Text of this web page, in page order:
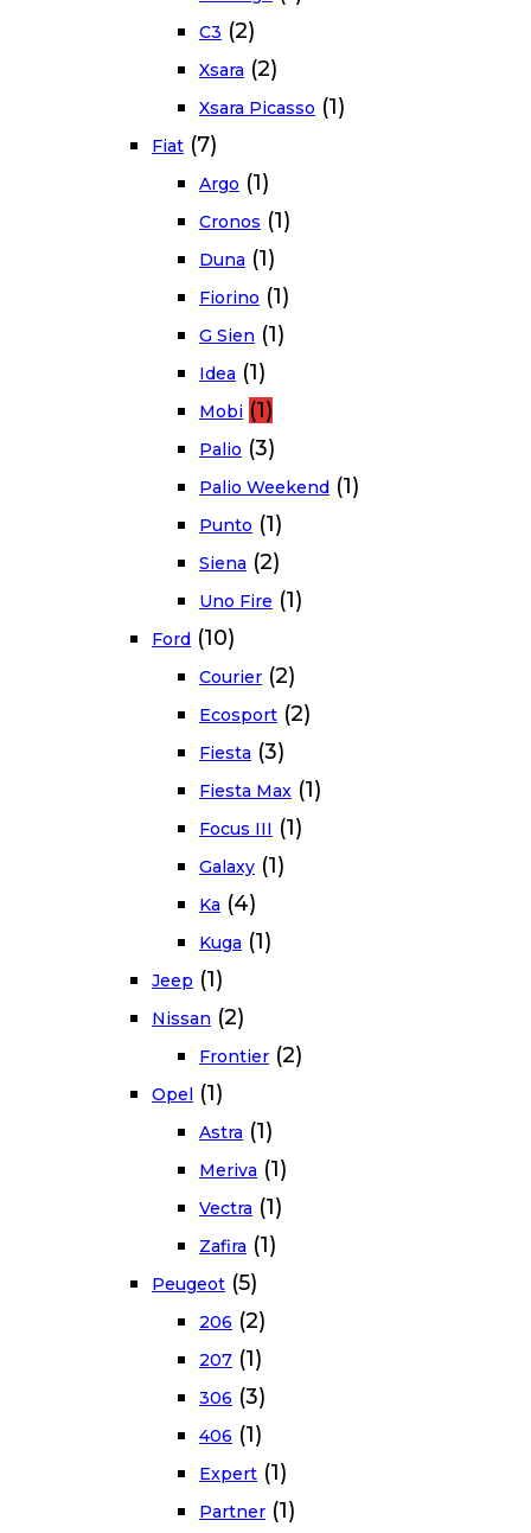
C3 (2)
Xsara (2)
Xsara Picasso (1)
Fiat (7)
Argo (1)
Cronos (1)
Duna (1)
Fiorino (1)
G Sien (1)
Idea (1)
Mobi (1)
Palio (3)
Palio Weekend (1)
Punto (1)
Siena (2)
Uno Fire (1)
Ford (10)
Courier (2)
Ecosport (2)
Fiesta (3)
Fiesta Max (1)
Focus III (1)
Galaxy (1)
Ka (4)
Kuga (1)
Jeep (1)
Nissan (2)
Frontier (2)
Opel (1)
Astra (1)
Meriva (1)
Vectra (1)
Zafira (1)
Peugeot (5)
206 (2)
207 (1)
306 (3)
406 (1)
Expert (1)
Partner (1)